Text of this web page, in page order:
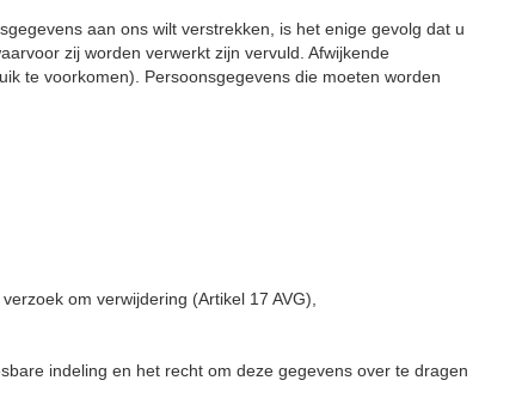
aan ons wilt verstrekken, is het enige gevolg dat u
zij worden verwerkt zijn vervuld. Afwijkende
te voorkomen). Persoonsgegevens die moeten worden
om verwijdering (Artikel 17 AVG),
indeling en het recht om deze gegevens over te dragen